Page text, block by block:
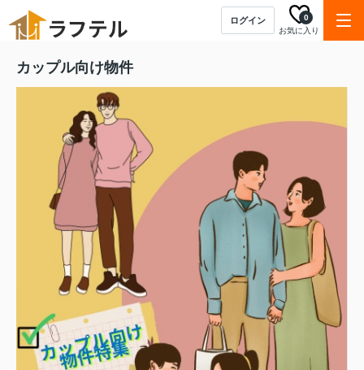
ログイン
お気に入り
0
カップル向け物件